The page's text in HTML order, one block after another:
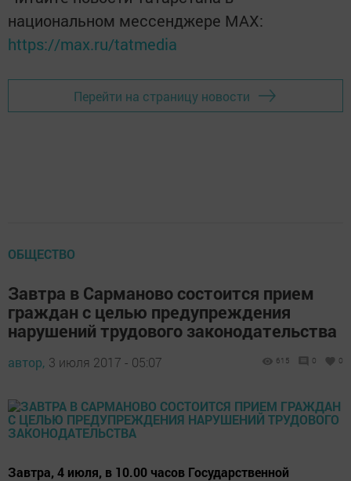
национальном мессенджере MАХ:
https://max.ru/tatmedia
Перейти на страницу новости
ОБЩЕСТВО
Завтра в Сарманово состоится прием
граждан с целью предупреждения
нарушений трудового законодательства
автор, 3 июля 2017 - 05:07 615 0 0
Завтра, 4 июля, в 10.00 часов Государственной